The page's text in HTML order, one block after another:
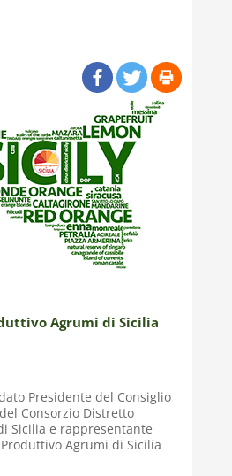
Agrumi di Sicilia
Presidente del Consiglio
Consorzio Distretto
Sicilia e rappresentante
Agrumi di Sicilia